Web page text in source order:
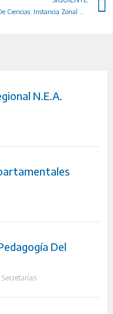
N.E.A.
Del
Secretarías